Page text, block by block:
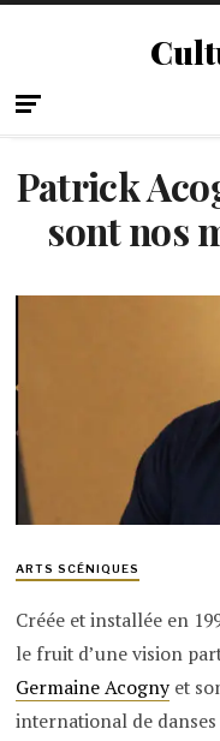
Patrick
sont nos
ARTS SCÉNIQUES
Créée et installée en
le fruit d’une vision
Germaine Acogny et
international de